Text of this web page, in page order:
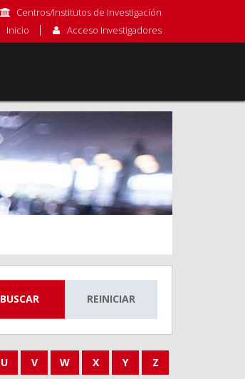
Centros/Institutos de Investigación
Inicio
Acceso Investigadores
BUSCAR REINICIAR
U V W X Y Z